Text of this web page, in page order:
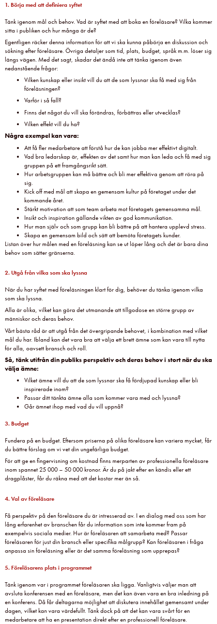
1. Börja med att definiera syftet
Tänk igenom mål och behov. Vad är syftet med att boka en föreläsare? Vilka kommer
sitta i publiken och hur många är de?
Egentligen räcker denna information för att vi ska kunna påbörja en diskussion och
sökning efter föreläsare. Övriga detaljer som tid, plats, budget, språk m.m. löser sig
längs vägen. Med det sagt, skadar det ändå inte att tänka igenom även
nedanstående frågor:
Vilken kunskap eller insikt vill du att de som lyssnar ska få med sig från
föreläsningen?
Varför i så fall?
Finns det något du vill ska förändras, förbättras eller utvecklas?
Vilken effekt vill du ha?
Några exempel kan vara:
Att få fler medarbetare att förstå hur de kan jobba mer effektivt digitalt.
Vad bra ledarskap är, effekten av det samt hur man kan leda och få med sig
gruppen på ett framgångsrikt sätt.
Hur arbetsgruppen kan må bättre och bli mer effektiva genom att röra på
sig.
Kick off med mål att skapa en gemensam kultur på företaget under det
kommande året.
Stärkt motivation att som team arbeta mot företagets gemensamma mål.
Insikt och inspiration gällande vikten av god kommunikation.
Hur man själv och som grupp kan bli bättre på att hantera upplevd stress.
Skapa en gemensam bild och sätt att bemöta företagets kunder.
Listan över hur målen med en föreläsning kan se ut löper lång och det är bara dina
behov som sätter gränserna.
2. Utgå från vilka som ska lyssna
När du har syftet med föreläsningen klart för dig, behöver du tänka igenom vilka
som ska lyssna.
Alla är olika, vilket kan göra det utmanande att tillgodose en större grupp av
människor och deras behov.
Vårt bästa råd är att utgå från det övergripande behovet, i kombination med vilket
mål du har. Ibland kan det vara bra att välja ett brett ämne som kan vara till nytta
för alla, oavsett bransch och roll.
Så, tänk utifrån din publiks perspektiv och deras behov i stort när du ska
välja ämne:
Vilket ämne vill du att de som lyssnar ska få fördjupad kunskap eller bli
inspirerade inom?
Passar ditt tänkta ämne alla som kommer vara med och lyssna?
Går ämnet ihop med vad du vill uppnå?
3. Budget
Fundera på en budget. Eftersom priserna på olika föreläsare kan variera mycket, får
du bättre förslag om vi vet din ungefärliga budget.
För att ge en fingervisning om kostnad finns merparten av professionella föreläsare
inom spannet 25 000 – 50 000 kronor. Är du på jakt efter en kändis eller ett
dragplåster, får du räkna med att det kostar mer än så.
4. Val av föreläsare
Få perspektiv på den föreläsare du är intresserad av. I en dialog med oss som har
lång erfarenhet av branschen får du information som inte kommer fram på
exempelvis sociala medier. Hur är föreläsaren att samarbeta med? Passar
föreläsaren för just din bransch eller specifika målgrupp? Kan föreläsaren i fråga
anpassa sin föreläsning eller är det samma föreläsning som upprepas?
5. Föreläsarens plats i programmet
Tänk igenom var i programmet föreläsaren ska ligga. Vanligtvis väljer man att
avsluta konferensen med en föreläsare, men det kan även vara en bra inledning på
en konferens. Då får deltagarna möjlighet att diskutera innehållet gemensamt under
dagen, vilket kan vara värdefullt. Tänk dock på att det kan vara svårt för en
medarbetare att ha en presentation direkt efter en professionell föreläsare.